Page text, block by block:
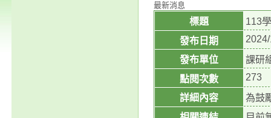
最新消息
標題
113
發布日期
發布單位
課研
點閱次數
273
詳細內容
為鼓